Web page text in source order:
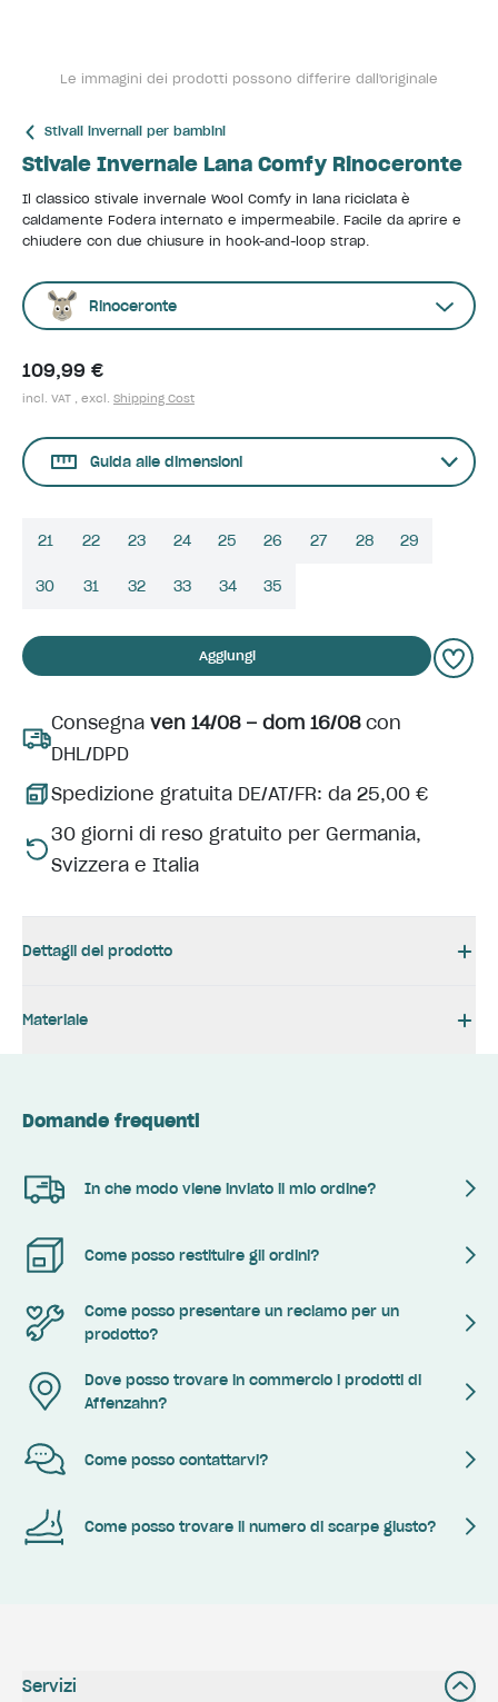
Le immagini dei prodotti possono differire dall'originale
Stivali invernali per bambini
Stivale Invernale Lana Comfy Rinoceronte
Il classico stivale invernale Wool Comfy in lana riciclata è
caldamente Fodera internato e impermeabile. Facile da aprire e
chiudere con due chiusure in hook-and-loop strap.
Rinoceronte
109,99 €
incl. VAT , excl. Shipping Cost
Guida alle dimensioni
21 22 23 24 25 26 27 28 29
30 31 32 33 34 35
Aggiungi
Consegna ven 14/08 – dom 16/08con
DHL/DPD
Spedizione gratuita DE/AT/FR: da 25,00 €
30 giorni di reso gratuito per Germania,
Svizzera e Italia
Dettagli del prodotto
Materiale
Domande frequenti
In che modo viene inviato il mio ordine?
Come posso restituire gli ordini?
Come posso presentare un reclamo per un
prodotto?
Dove posso trovare in commercio i prodotti di
Affenzahn?
Come posso contattarvi?
Come posso trovare il numero di scarpe giusto?
Servizi